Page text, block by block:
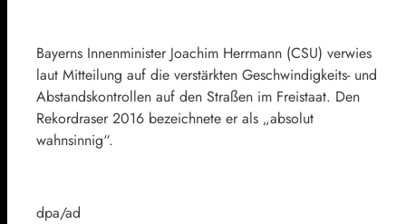
Bayerns Innenminister Joachim Herrmann (CSU) verwies
laut Mitteilung auf die verstärkten Geschwindigkeits- und
Abstandskontrollen auf den Straßen im Freistaat. Den
Rekordraser 2016 bezeichnete er als „absolut
wahnsinnig“.
dpa/ad